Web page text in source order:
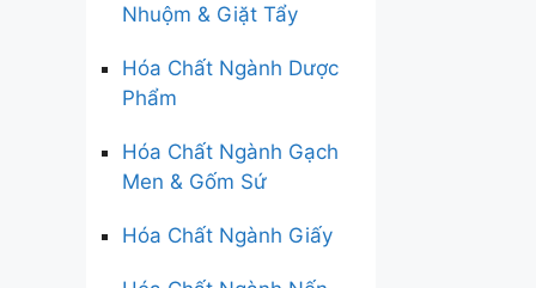
Nhuộm & Giặt Tẩy
Hóa Chất Ngành Dược
Phẩm
Hóa Chất Ngành Gạch
Men & Gốm Sứ
Hóa Chất Ngành Giấy